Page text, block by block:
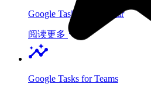
Google Tasks in Calendar
阅读更多 arrow_forward
insights
Google Tasks for Teams